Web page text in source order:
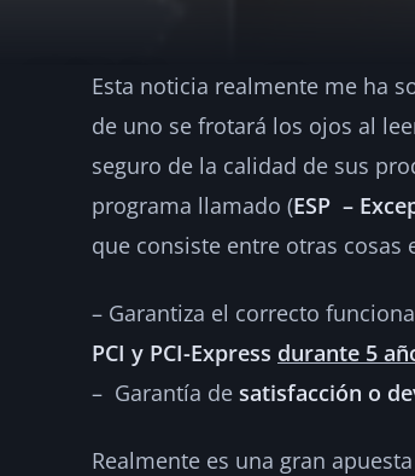
Digium
ASTERISK ·2008-02-11· 1 min de
Esta noticia realmente me ha
de uno se frotará los ojos al
seguro de la calidad de sus
programa llamado (ESP –
que consiste entre otras cosas
– Garantiza el correcto
PCI y PCI-Express durante 5
– Garantía de satisfacción o
Realmente es una gran